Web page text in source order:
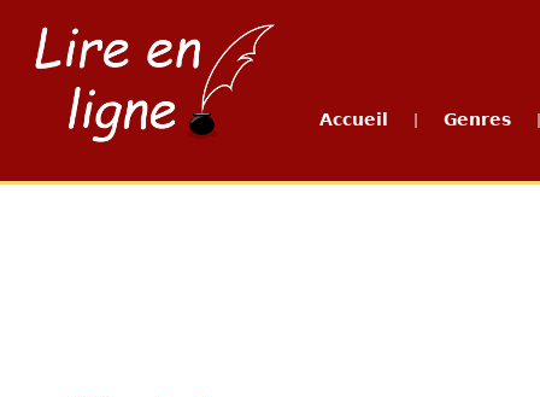
Accueil Genres